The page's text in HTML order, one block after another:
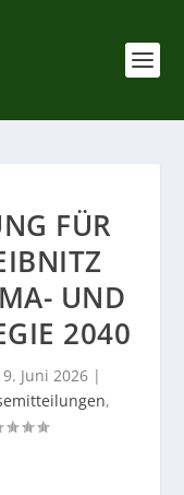
FÜR
UND
2040
9. Juni 2026 |
,